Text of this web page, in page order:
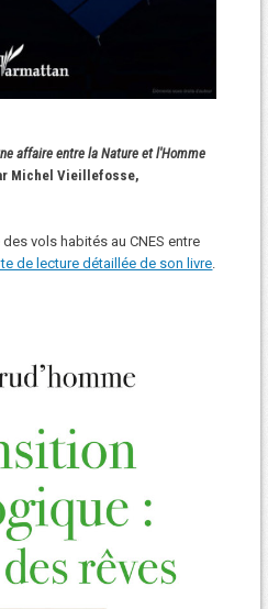
affaire entre la Nature et l'Homme
Michel Vieillefosse,
vols habités au CNES entre
de lecture détaillée de son livre